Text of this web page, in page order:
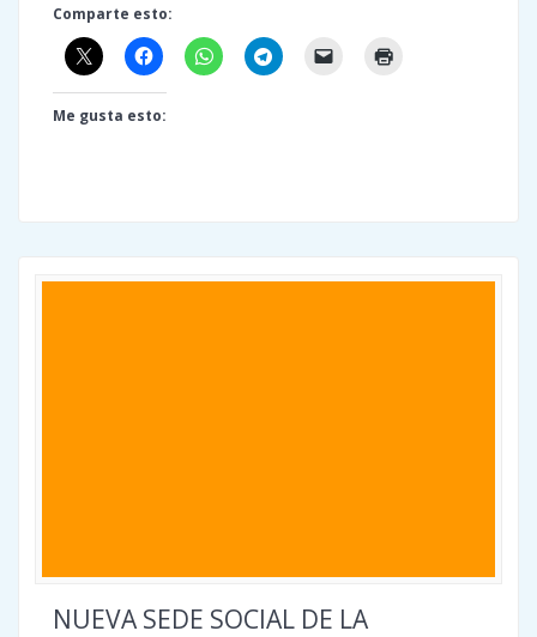
Comparte esto:
Me gusta esto:
NUEVA SEDE SOCIAL DE LA